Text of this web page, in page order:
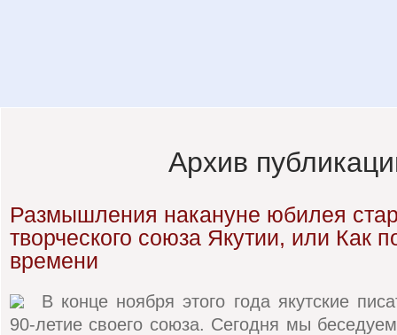
Архив
Размышления накануне юбилея
творческого союза Якутии, или Как
времени
В конце ноября этого года якутские
90-летие своего союза. Сегодня мы